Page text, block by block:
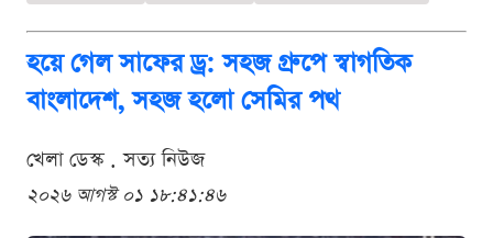
হয়ে গেল সাফের ড্র: সহজ গ্রুপে স্বাগতিক
বাংলাদেশ, সহজ হলো সেমির পথ
খেলা ডেস্ক . সত্য নিউজ
২০২৬ আগস্ট ০১ ১৮:৪১:৪৬